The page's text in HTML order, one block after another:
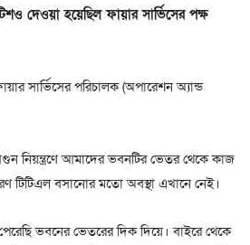
দেওয়া হয়েছিল ফায়ার সার্ভিসের পক্ষ
সার্ভিসের পরিচালক (অপারেশন অ্যান্ড
নিয়ন্ত্রণে আমাদের ভবনটির ভেতর থেকে কাজ
টিটিএল বসানোর মতো অবস্থা এখানে নেই।
ভবনের ভেতরের দিক দিয়ে। বাইরে থেকে